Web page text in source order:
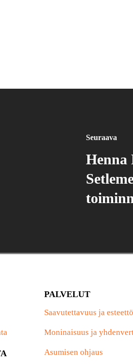
Seuraava
Henna
PALVELUT
Saavutettavuus ja
Moninaisuus ja
Asumisen ohjaus